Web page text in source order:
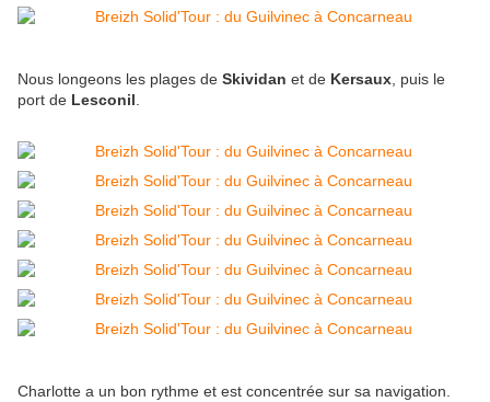
Nous longeons les plages de Skividan et de Kersaux , puis le
port de Lesconil
Charlotte a un bon rythme et est concentrée sur sa navigation.